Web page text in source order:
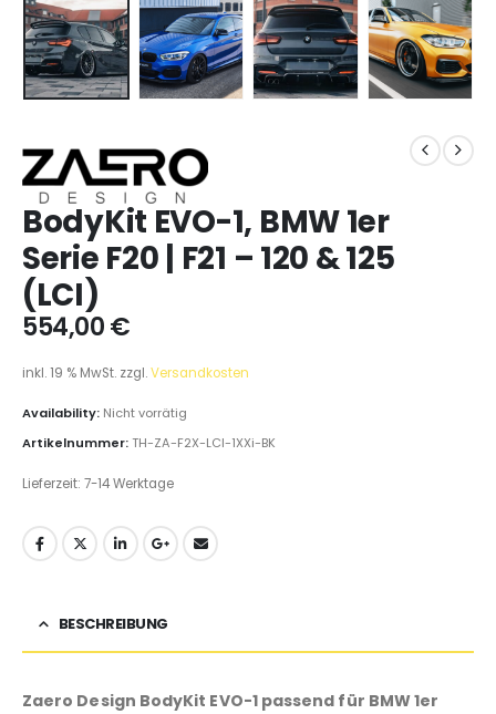
BodyKit EVO-1, BMW 1er
Serie F20 | F21 – 120 & 125
(LCI)
554,00€
inkl. 19 % MwSt. zzgl.Versandkosten
Availability: Nicht vorrätig
Artikelnummer:TH-ZA-F2X-LCI-1XXi-BK
Lieferzeit: 7-14 Werktage
BESCHREIBUNG
Zaero Design BodyKit EVO-1 passend für BMW 1er